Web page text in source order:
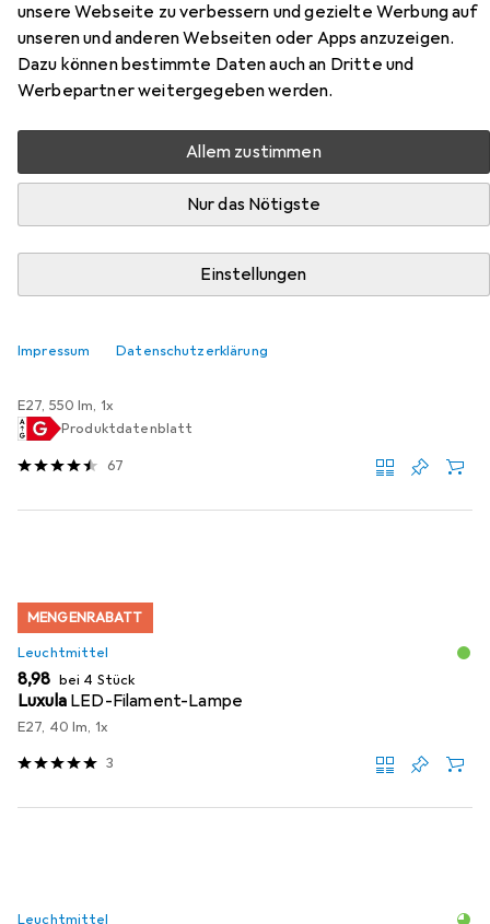
unsere Webseite zu verbessern und gezielte Werbung auf
unseren und anderen Webseiten oder Apps anzuzeigen.
Dazu können bestimmte Daten auch an Dritte und
Werbepartner weitergegeben werden.
Allem zustimmen
Nur das Nötigste
Einstellungen
Impressum Datenschutzerklärung
Zubehör für Beliani Nasva
Hier findest du passendes Zubehör zum Produkt Beliani
−10%
EUR
33,21 statt EUR
36,90
E27, 550 lm, 1x
Produktdatenblatt
67
MENGENRABATT
Leuchtmittel
EUR
8,98 bei 4 Stück
Luxula LED-Filament-Lampe
E27, 40 lm, 1x
3
Leuchtmittel